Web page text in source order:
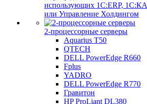
использующих 1C:ERP, 1С:КА
или Управление Холдингом
2-процессорные серверы
Aquarius T50
QTECH
DELL PowerEdge R660
Fplus
YADRO
DELL PowerEdge R770
Гравитон
HP ProLiant DL380